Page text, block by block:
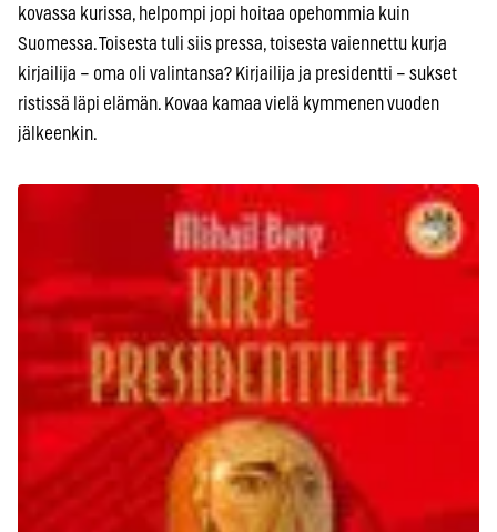
kovassa kurissa, helpompi jopi hoitaa opehommia kuin
Suomessa. Toisesta tuli siis pressa, toisesta vaiennettu kurja
kirjailija – oma oli valintansa? Kirjailija ja presidentti – sukset
ristissä läpi elämän. Kovaa kamaa vielä kymmenen vuoden
jälkeenkin.